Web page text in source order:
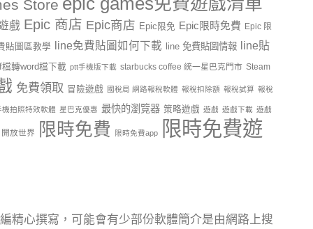
Store
戲 Epic 商店 Epic商店 Epic限免 Epic限時免費 Epic 限
貼圖區教學 line免費貼圖如何下載 line 免費貼圖情報 line貼
檔轉word檔下載 ptt手機版下載 starbucks coffee 統一星巴克門市 Steam
免費領取 冒險遊戲 國稅局 網路報稅軟體 報稅扣除額 報稅試算 報稅
機拍照特效軟體 星巴克優惠 最快的瀏覽器 策略遊戲 遊戲 遊戲下載 遊戲
開放世界 限時免費 限時免費app 限時免費遊
精心撰寫，可能會有少部份軟體簡介是由網路上搜